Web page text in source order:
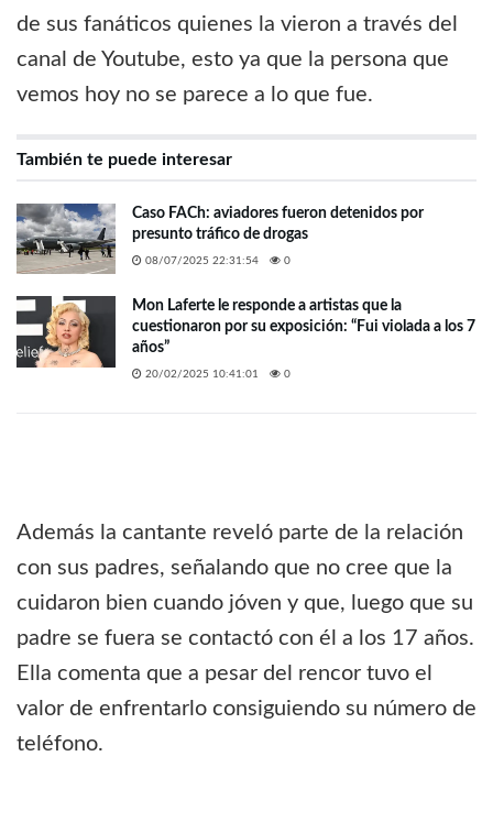
de sus fanáticos quienes la vieron a través del
canal de Youtube, esto ya que la persona que
vemos hoy no se parece a lo que fue.
También te puede interesar
Caso FACh: aviadores fueron detenidos por
presunto tráfico de drogas
08/07/2025 22:31:54 0
Mon Laferte le responde a artistas que la
cuestionaron por su exposición: “Fui violada a los 7
años”
20/02/2025 10:41:01 0
Además la cantante reveló parte de la relación
con sus padres, señalando que no cree que la
cuidaron bien cuando jóven y que, luego que su
padre se fuera se contactó con él a los 17 años.
Ella comenta que a pesar del rencor tuvo el
valor de enfrentarlo consiguiendo su número de
teléfono.